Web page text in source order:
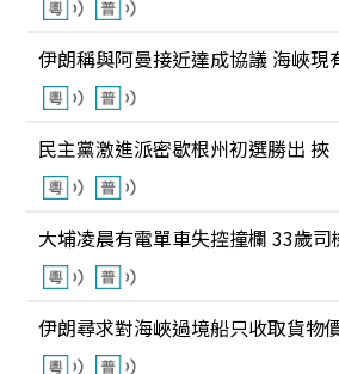
伊朗稱與阿曼接近達成協議 海峽現
民主黨激進派密歇根州初選勝出
大埔凌晨有電單車失控撞欄 33歲
伊朗尋求對海峽過境船只收取貨物